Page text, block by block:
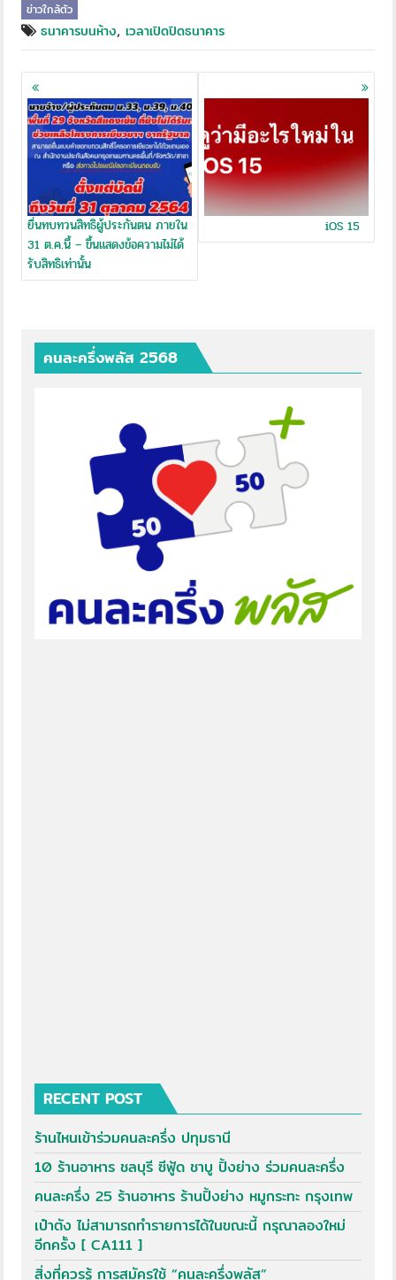
ข่าวใกล้ตัว
ธนาคารบนห้าง,เวลาเปิดปิดธนาคาร
Posts
navigation
ยื่นทบทวนสิทธิผู้ประกันตน ภายใน
31 ต.ค.นี้ – ขึ้นแสดงข้อความไม่ได้
รับสิทธิเท่านั้น
iOS 15
คนละครึ่งพลัส 2568
RECENT POST
ร้านไหนเข้าร่วมคนละครึ่ง ปทุมธานี
10 ร้านอาหาร ชลบุรี ซีฟู้ด ชาบู ปิ้งย่าง ร่วมคนละครึ่ง
คนละครึ่ง 25 ร้านอาหาร ร้านปิ้งย่าง หมูกระทะ กรุงเทพ
เป๋าตัง ไม่สามารถทำรายการได้ในขณะนี้ กรุณาลองใหม่
อีกครั้ง [ CA111 ]
สิ่งที่ควรรู้ การสมัครใช้ “คนละครึ่งพลัส”